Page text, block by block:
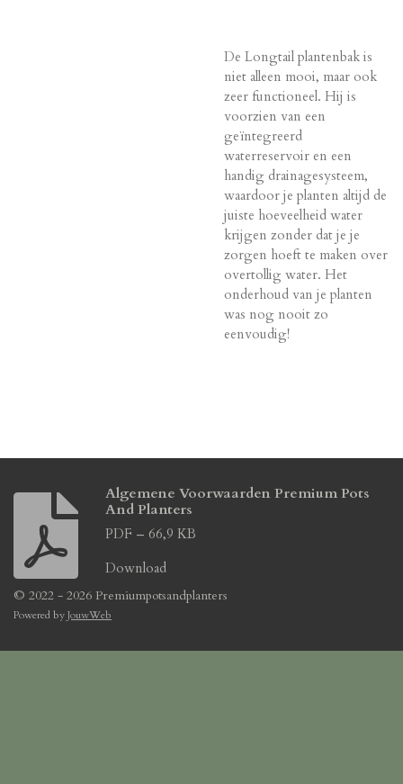
De Longtail plantenbak is
niet alleen mooi, maar ook
zeer functioneel. Hij is
voorzien van een
geïntegreerd
waterreservoir en een
handig drainagesysteem,
waardoor je planten altijd de
juiste hoeveelheid water
krijgen zonder dat je je
zorgen hoeft te maken over
overtollig water. Het
onderhoud van je planten
was nog nooit zo
eenvoudig!
Algemene Voorwaarden Premium Pots
And Planters
PDF – 66,9 KB
Download
© 2022 - 2026 Premiumpotsandplanters
Powered byJouwWeb